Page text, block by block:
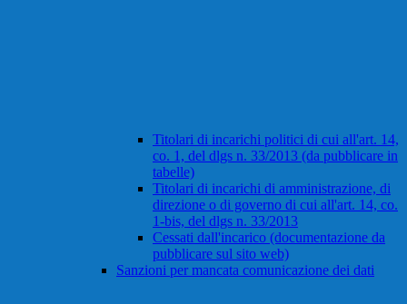
Titolari di incarichi politici di cui all'art. 14,
co. 1, del dlgs n. 33/2013 (da pubblicare in
tabelle)
Titolari di incarichi di amministrazione, di
direzione o di governo di cui all'art. 14, co.
1-bis, del dlgs n. 33/2013
Cessati dall'incarico (documentazione da
pubblicare sul sito web)
Sanzioni per mancata comunicazione dei dati